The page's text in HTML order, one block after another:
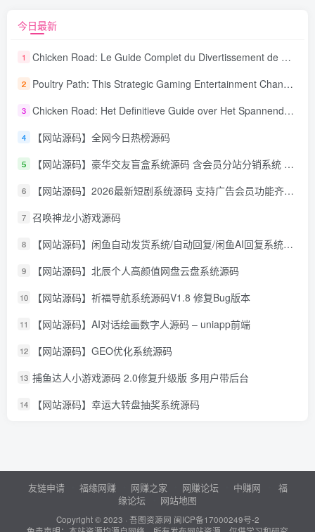
今日最新
1 Chicken Road: Le Guide Complet du Divertissement de Maison de Jeu Stratégique
2 Poultry Path: This Strategic Gaming Entertainment Changing Sequence Forecasting
3 Chicken Road: Het Definitieve Guide over Het Spannende Gokspel
4 【网站源码】全网今日热榜源码
5 【网站源码】豪华交友盲盒系统源码 含会员分站分销系统 可易支付
6 【网站源码】2026最新短剧系统源码 支持广告会员功能齐全短剧源码
7 召唤神龙小游戏源码
8 【网站源码】闲鱼自动发货系统/自动回复/闲鱼AI回复系统源码
9 【网站源码】北辰个人高颜值网盘云盘系统源码
10 【网站源码】祈福导航系统源码V1.8 修复Bug版本
11 【网站源码】AI对话绘画数字人源码 – uniapp前端
12 【网站源码】GEO优化系统源码
13 捕鱼达人小游戏源码 2.0修复升级版 多用户带后台
14 【网站源码】幸运大转盘抽奖系统源码
友链申请 福缘网赚 网赚之家 网赚论坛 中赚网
福
缘论坛
网站地图
Copyright © 2023 · 吾图资源网 闽ICP备17000249号-2